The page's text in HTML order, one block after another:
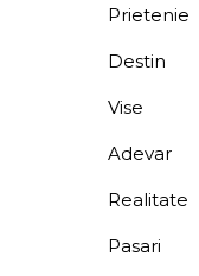
Prietenie
Destin
Vise
Adevar
Realitate
Pasari